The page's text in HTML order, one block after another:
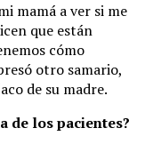
mamá a ver si me
que están
cómo
otro samario,
de su madre.
de los pacientes?